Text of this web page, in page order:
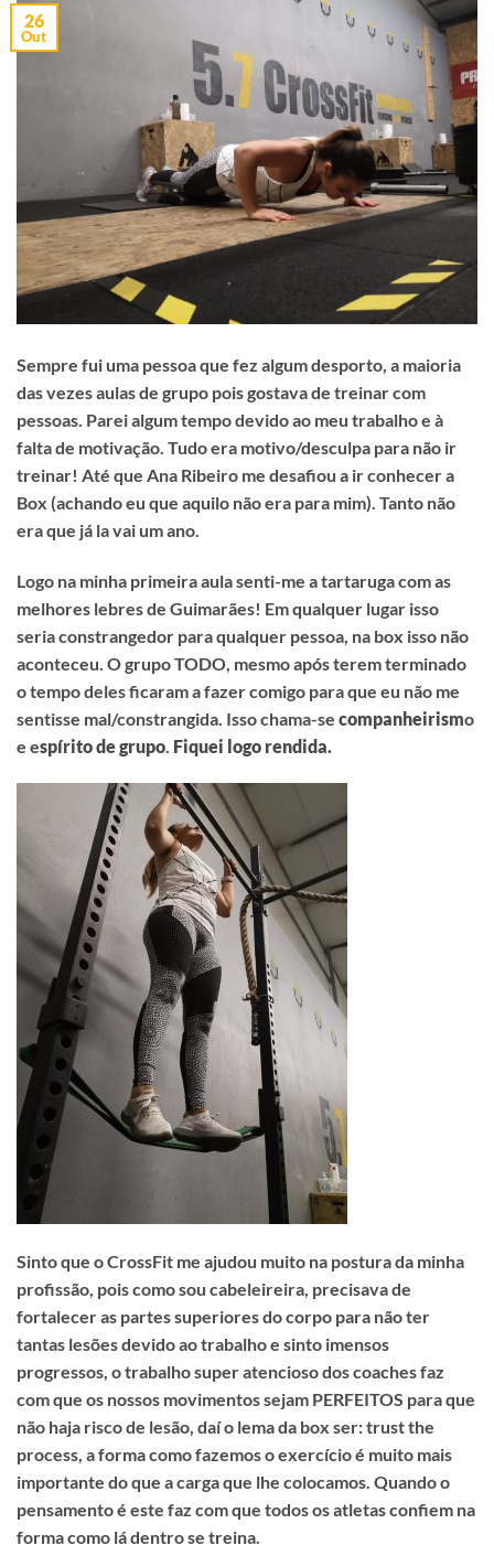
26
Out
Sempre fui uma pessoa que fez algum desporto, a maioria
das vezes aulas de grupo pois gostava de treinar com
pessoas. Parei algum tempo devido ao meu trabalho e à
falta de motivação. Tudo era motivo/desculpa para não ir
treinar! Até que Ana Ribeiro me desafiou a ir conhecer a
Box (achando eu que aquilo não era para mim). Tanto não
era que já la vai um ano.
Logo na minha primeira aula senti-me a tartaruga com as
melhores lebres de Guimarães! Em qualquer lugar isso
seria constrangedor para qualquer pessoa, na box isso não
aconteceu. O grupo TODO, mesmo após terem terminado
o tempo deles ficaram a fazer comigo para que eu não me
sentisse mal/constrangida. Isso chama-se companheirismo
e espírito de grupo. Fiquei logo rendida.
Sinto que o CrossFit me ajudou muito na postura da minha
profissão, pois como sou cabeleireira, precisava de
fortalecer as partes superiores do corpo para não ter
tantas lesões devido ao trabalho e sinto imensos
progressos, o trabalho super atencioso dos coaches faz
com que os nossos movimentos sejam PERFEITOS para que
não haja risco de lesão, daí o lema da box ser: trust the
process, a forma como fazemos o exercício é muito mais
importante do que a carga que lhe colocamos. Quando o
pensamento é este faz com que todos os atletas confiem na
forma como lá dentro se treina.